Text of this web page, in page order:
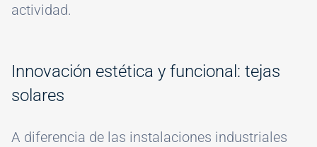
actividad.
Innovación estética y funcional: tejas
solares
A diferencia de las instalaciones industriales